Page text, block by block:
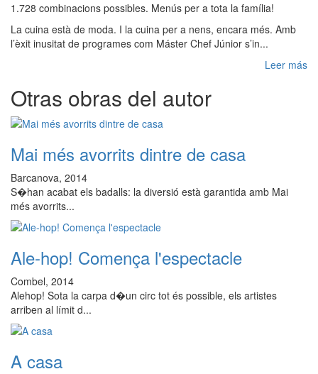
1.728 combinacions possibles. Menús per a tota la família!
La cuina està de moda. I la cuina per a nens, encara més. Amb
l’èxit inusitat de programes com Máster Chef Júnior s’in...
Leer más
Otras obras del autor
Mai més avorrits dintre de casa
Barcanova, 2014
S�han acabat els badalls: la diversió està garantida amb Mai
més avorrits...
Ale-hop! Comença l'espectacle
Combel, 2014
Alehop! Sota la carpa d�un circ tot és possible, els artistes
arriben al límit d...
A casa